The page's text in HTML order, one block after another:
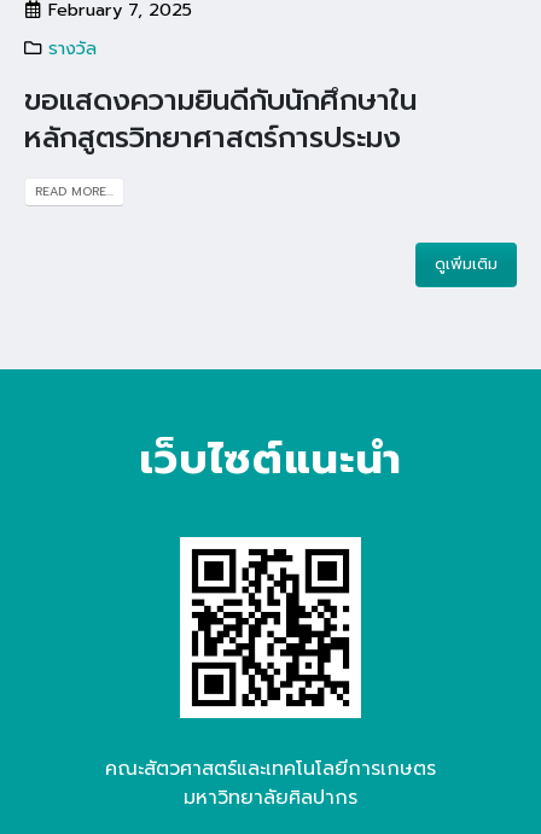
February 7, 2025
รางวัล
ขอแสดงความยินดีกับนักศึกษาใน
หลักสูตรวิทยาศาสตร์การประมง
READ MORE...
ดูเพิ่มเติม
เว็บไซต์แนะนำ
คณะสัตวศาสตร์และเทคโนโลยีการเกษตร
มหาวิทยาลัยศิลปากร